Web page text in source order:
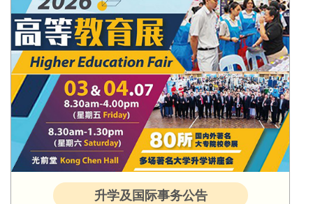
升学及国际事务公告